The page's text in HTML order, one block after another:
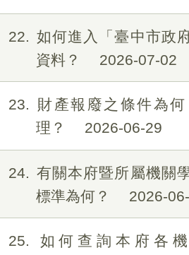
22
如何進入「臺中市政
資料？
2026-07-02
23
財產報廢之條件為
理？
2026-06-29
24
有關本府暨所屬機關
標準為何？
2026-
25
如何查詢本府各